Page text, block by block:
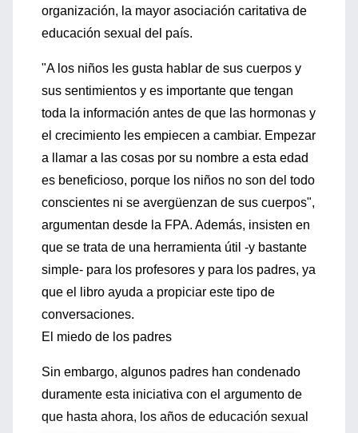
organización, la mayor asociación caritativa de
educación sexual del país.
"A los niños les gusta hablar de sus cuerpos y
sus sentimientos y es importante que tengan
toda la información antes de que las hormonas y
el crecimiento les empiecen a cambiar. Empezar
a llamar a las cosas por su nombre a esta edad
es beneficioso, porque los niños no son del todo
conscientes ni se avergüenzan de sus cuerpos",
argumentan desde la FPA. Además, insisten en
que se trata de una herramienta útil -y bastante
simple- para los profesores y para los padres, ya
que el libro ayuda a propiciar este tipo de
conversaciones.
El miedo de los padres
Sin embargo, algunos padres han condenado
duramente esta iniciativa con el argumento de
que hasta ahora, los años de educación sexual